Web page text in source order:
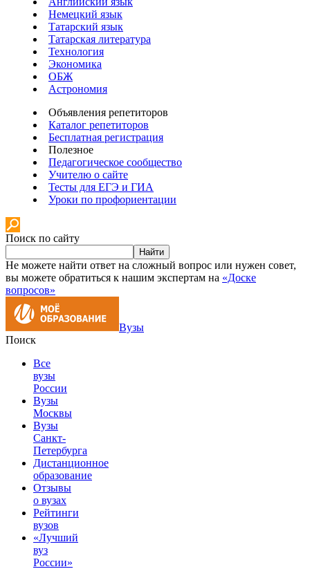
Немецкий язык
Татарский язык
Татарская литература
Технология
Экономика
ОБЖ
Астрономия
Объявления репетиторов
Каталог репетиторов
Бесплатная регистрация
Полезное
Педагогическое сообщество
Учителю о сайте
Тесты для ЕГЭ и ГИА
Уроки по профориентации
Поиск по сайту
Найти
Не можете найти ответ на сложный вопрос или нужен совет,
вы можете обратиться к нашим экспертам на «Доске
вопросов»
Вузы
Поиск
Все
вузы
России
Вузы
Москвы
Вузы
Санкт-
Петербурга
Дистанционное
образование
Отзывы
о вузах
Рейтинги
вузов
«Лучший
вуз
России»